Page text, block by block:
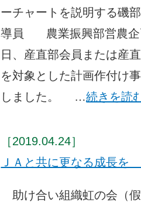
ーチャートを説明する磯
導員 農業振興部営農企
日、産直部会員または産
を対象とした計画作付け
しました。 …続きを読
［2019.04.24］
ＪＡと共に更なる成長を
助け合い組織虹の会（